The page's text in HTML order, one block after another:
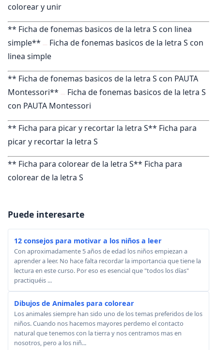
colorear y unir
** Ficha de fonemas basicos de la letra S con linea
simple**
Ficha de fonemas basicos de la letra S con
linea simple
** Ficha de fonemas basicos de la letra S con PAUTA
Montessori**
Ficha de fonemas basicos de la letra S
con PAUTA Montessori
** Ficha para picar y recortar la letra S** Ficha para
picar y recortar la letra S
** Ficha para colorear de la letra S** Ficha para
colorear de la letra S
Puede interesarte
12 consejos para motivar a los niños a leer
Con aproximadamente 5 años de edad los niños empiezan a
aprender a leer. No hace falta recordar la importancia que tiene la
lectura en este curso. Por eso es esencial que "todos los días"
practiquéis ...
Dibujos de Animales para colorear
Los animales siempre han sido uno de los temas preferidos de los
niños. Cuando nos hacemos mayores perdemo el contacto
natural que tenemos con la tierra y nos centramos mas en
nosotros, pero a los niñ...